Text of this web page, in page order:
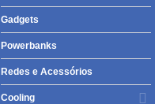
Gadgets
Powerbanks
Redes e Acessórios
Cooling